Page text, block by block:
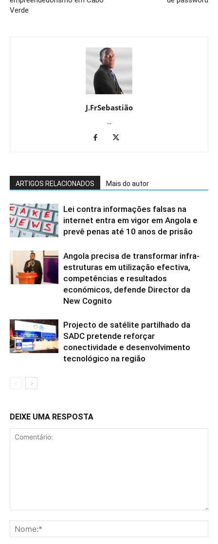
Verde
J.FrSebastião
...
ARTIGOS RELACIONADOS Mais do autor
Lei contra informações falsas na
internet entra em vigor em Angola e
prevê penas até 10 anos de prisão
Angola precisa de transformar infra-
estruturas em utilização efectiva,
competências e resultados
económicos, defende Director da
New Cognito
Projecto de satélite partilhado da
SADC pretende reforçar
conectividade e desenvolvimento
tecnológico na região
DEIXE UMA RESPOSTA